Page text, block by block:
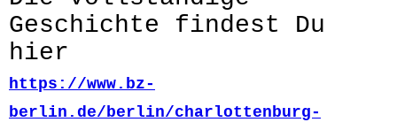
Geschichte findest Du
hier
https://www.bz-
berlin.de/berlin/charlottenburg-